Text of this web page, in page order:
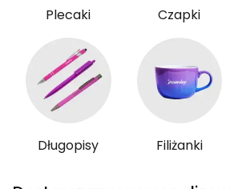
Plecaki Czapki
Długopisy Filiżanki